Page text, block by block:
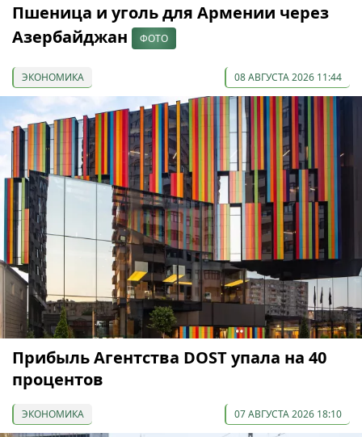
Пшеница и уголь для Армении через
Азербайджан
ФОТО
ЭКОНОМИКА 08 АВГУСТА 2026 11:44
Прибыль Агентства DOST упала на 40
процентов
ЭКОНОМИКА 07 АВГУСТА 2026 18:10